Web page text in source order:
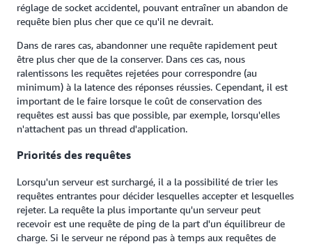
réglage de socket accidentel, pouvant entraîner un abandon de
requête bien plus cher que ce qu'il ne devrait.
Dans de rares cas, abandonner une requête rapidement peut
être plus cher que de la conserver. Dans ces cas, nous
ralentissons les requêtes rejetées pour correspondre (au
minimum) à la latence des réponses réussies. Cependant, il est
important de le faire lorsque le coût de conservation des
requêtes est aussi bas que possible, par exemple, lorsqu'elles
n'attachent pas un thread d'application.
Priorités des requêtes
Lorsqu'un serveur est surchargé, il a la possibilité de trier les
requêtes entrantes pour décider lesquelles accepter et lesquelles
rejeter. La requête la plus importante qu'un serveur peut
recevoir est une requête de ping de la part d'un équilibreur de
charge. Si le serveur ne répond pas à temps aux requêtes de